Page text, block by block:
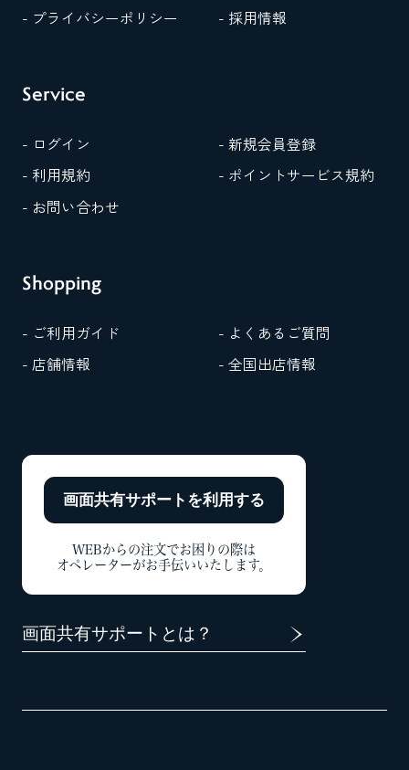
- プライバシーポリシー
- 採用情報
Service
- ログイン
- 新規会員登録
- 利用規約
- ポイントサービス規約
- お問い合わせ
Shopping
- ご利用ガイド
- よくあるご質問
- 店舗情報
- 全国出店情報
画面共有サポートを利用する
WEBからの注文でお困りの際は
オペレーターがお手伝いいたします。
画面共有サポートとは？